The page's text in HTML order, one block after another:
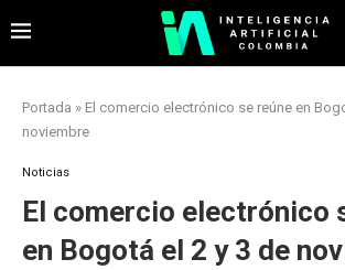
Portada » El comercio electrónico se reúne en
noviembre
Noticias
El comercio electrónico
en Bogotá el 2 y 3 de